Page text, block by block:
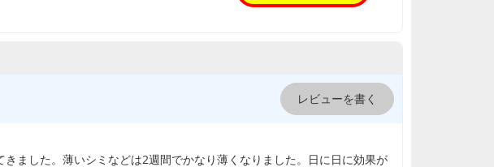
レビューを書く
ました。薄いシミなどは2週間でかなり薄くなりました。日に日に効果が